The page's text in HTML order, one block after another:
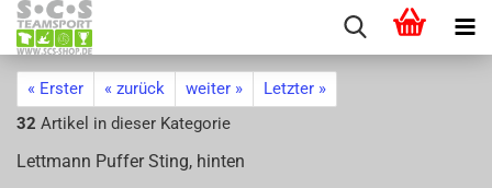
« Erster « zurück weiter »
Letzter »
32 Artikel in dieser Kategorie
Lett­mann Puf­fer Sting, hin­ten